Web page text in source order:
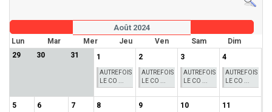
Août 2024
Lun Mar Mer Jeu Ven Sam
Dim
29
30 31 1
AUTREFOIS
LE CO ...
2
AUTREFOIS
LE CO ...
3
AUTREFOIS
LE CO ...
4
AUTREFOIS
LE CO ...
5 6 7 8 9 10 11